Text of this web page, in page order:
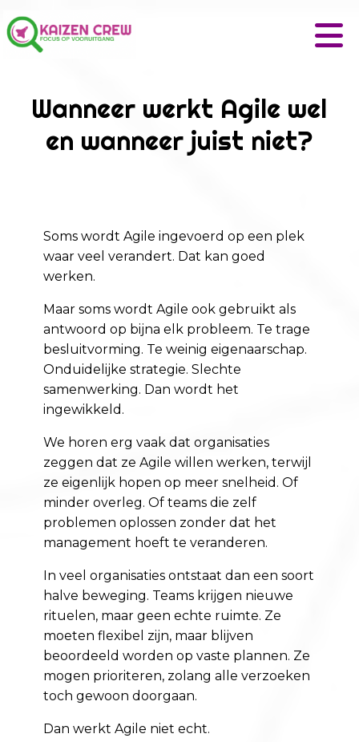
Wanneer werkt Agile wel
en wanneer juist niet?
Soms wordt Agile ingevoerd op een plek
waar veel verandert. Dat kan goed
werken.
Maar soms wordt Agile ook gebruikt als
antwoord op bijna elk probleem. Te trage
besluitvorming. Te weinig eigenaarschap.
Onduidelijke strategie. Slechte
samenwerking. Dan wordt het
ingewikkeld.
We horen erg vaak dat organisaties
zeggen dat ze Agile willen werken, terwijl
ze eigenlijk hopen op meer snelheid. Of
minder overleg. Of teams die zelf
problemen oplossen zonder dat het
management hoeft te veranderen.
In veel organisaties ontstaat dan een soort
halve beweging. Teams krijgen nieuwe
rituelen, maar geen echte ruimte. Ze
moeten flexibel zijn, maar blijven
beoordeeld worden op vaste plannen. Ze
mogen prioriteren, zolang alle verzoeken
toch gewoon doorgaan.
Dan werkt Agile niet echt.